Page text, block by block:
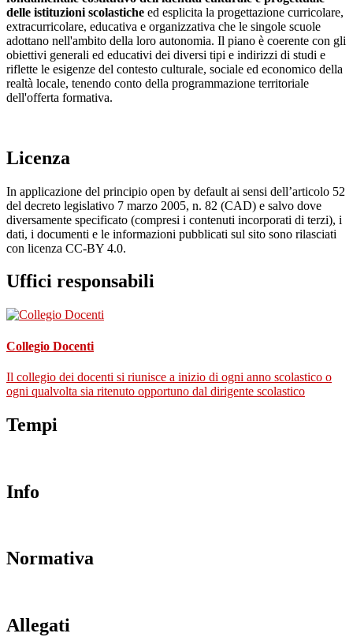
delle istituzioni scolastiche ed esplicita la progettazione curricolare,
extracurricolare, educativa e organizzativa che le singole scuole
adottano nell'ambito della loro autonomia. Il piano è coerente con gli
obiettivi generali ed educativi dei diversi tipi e indirizzi di studi e
riflette le esigenze del contesto culturale, sociale ed economico della
realtà locale, tenendo conto della programmazione territoriale
dell'offerta formativa.
Licenza
In applicazione del principio open by default ai sensi dell’articolo 52
del decreto legislativo 7 marzo 2005, n. 82 (CAD) e salvo dove
diversamente specificato (compresi i contenuti incorporati di terzi), i
dati, i documenti e le informazioni pubblicati sul sito sono rilasciati
con licenza CC-BY 4.0.
Uffici responsabili
Collegio Docenti
Il collegio dei docenti si riunisce a inizio di ogni anno scolastico o
ogni qualvolta sia ritenuto opportuno dal dirigente scolastico
Tempi
Info
Normativa
Allegati